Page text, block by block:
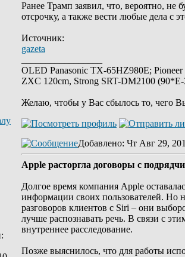
Ранее Трамп заявил, что, вероятно, не
отсрочку, а также вести любые дела с
Источник:
gazeta
OLED Panasonic TX-65HZ980E;
ZXC 120cm, Strong SRT-DM2100
Желаю, чтобы у Вас сбылось то, чего
Добавлено: Чт Авг 29,
Apple расторгла договоры с
Долгое время компания Apple
информации своих пользователей. Но
разговоров клиентов с Siri – они
лучше распознавать речь. В связи с
внутреннее расследование.
Позже выяснилось, что для работы